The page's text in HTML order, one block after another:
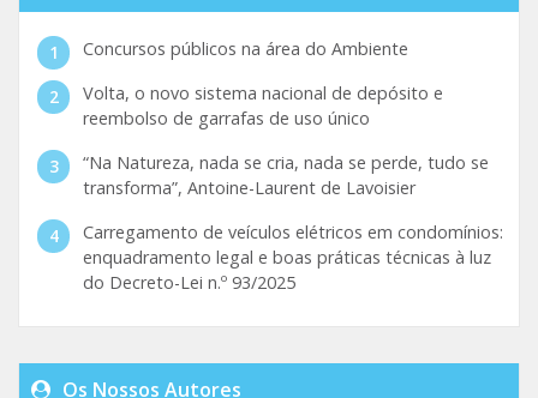
Concursos públicos na área do Ambiente
Volta, o novo sistema nacional de depósito e
reembolso de garrafas de uso único
“Na Natureza, nada se cria, nada se perde, tudo se
transforma”, Antoine-Laurent de Lavoisier
Carregamento de veículos elétricos em condomínios:
enquadramento legal e boas práticas técnicas à luz
do Decreto-Lei n.º 93/2025
Os Nossos Autores